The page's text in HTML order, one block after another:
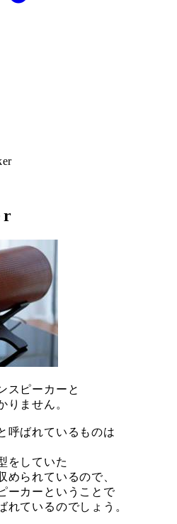
スピーカーと
りません。
呼ばれているものは
をしていた
められているので、
ーカーということで
れているのでしょう。